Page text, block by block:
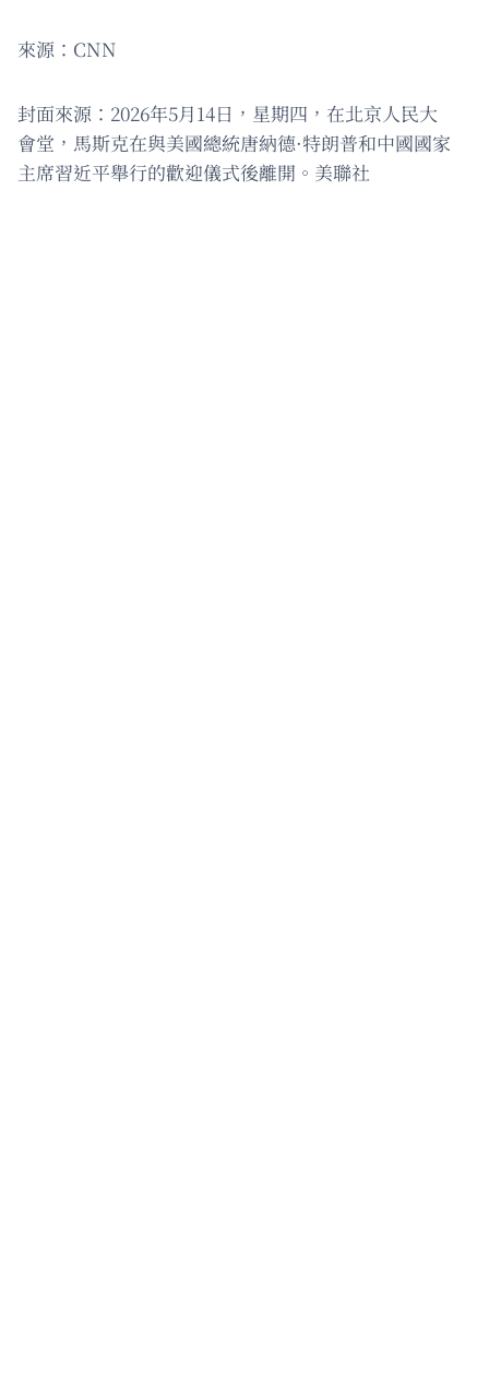
來源：CNN
封面來源：2026年5月14日，星期四，在北京人民大
會堂，馬斯克在與美國總統唐納德·特朗普和中國國家
主席習近平舉行的歡迎儀式後離開。美聯社